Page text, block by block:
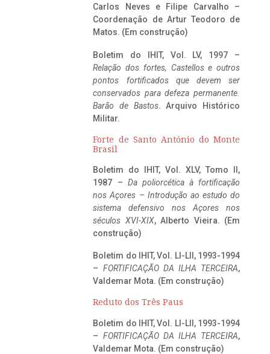
Carlos Neves e Filipe Carvalho –
Coordenação de Artur Teodoro de
Matos. (Em construção)
Boletim do IHIT, Vol. LV, 1997 –
Relação dos fortes, Castellos e outros
pontos fortificados que devem ser
conservados para defeza permanente.
Barão de Bastos. Arquivo Histórico
Militar.
Forte de Santo António do Monte
Brasil
Boletim do IHIT, Vol. XLV, Tomo II,
1987 – Da poliorcética à fortificação
nos Açores – Introdução ao estudo do
sistema defensivo nos Açores nos
séculos XVI-XIX, Alberto Vieira. (Em
construção)
Boletim do IHIT, Vol. LI-LII, 1993-1994
– FORTIFICAÇÃO DA ILHA TERCEIRA,
Valdemar Mota. (Em construção)
Reduto dos Três Paus
Boletim do IHIT, Vol. LI-LII, 1993-1994
– FORTIFICAÇÃO DA ILHA TERCEIRA,
Valdemar Mota. (Em construção)